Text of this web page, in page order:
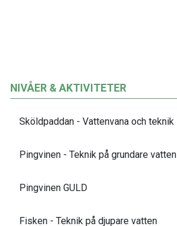
NIVÅER & AKTIVITETER
Sköldpaddan - Vattenvana och teknik
Pingvinen - Teknik på grundare vatten
Pingvinen GULD
Fisken - Teknik på djupare vatten